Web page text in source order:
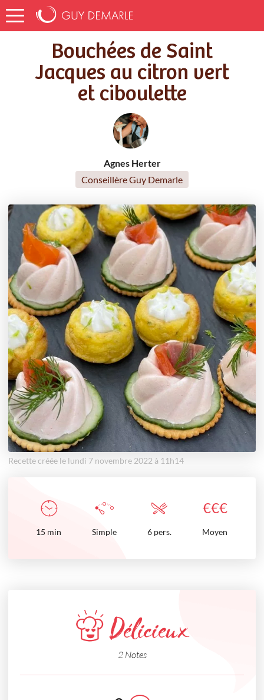
Accueil
Recettes
Bouchées de Saint Jacques au citron vert et ciboulette
Bouchées de Saint
Jacques au citron vert
et ciboulette
Agnes Herter
Conseillère Guy Demarle
Recette créée le lundi 7 novembre 2022 à 11h14
€€€
15 min Simple 6 pers. Moyen
Délicieux
2 Notes